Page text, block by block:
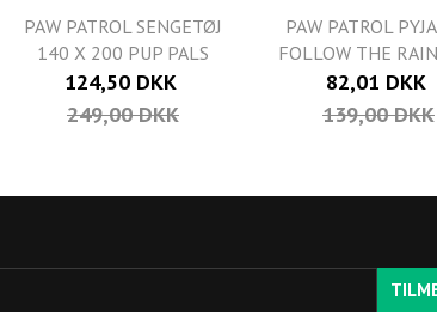
PAW PATROL SENGETØJ
140 X 200 PUP PALS
124,50 DKK
249,00 DKK
PAW PATROL
FOLLOW THE
82,01 DKK
139,00 DKK